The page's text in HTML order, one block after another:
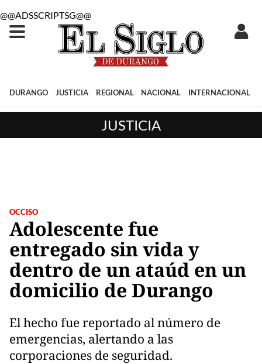
@@ADSSCRIPTSG@@
DURANGO JUSTICIA REGIONAL NACIONAL INTERNACIONAL
JUSTICIA
OCCISO
Adolescente fue
entregado sin vida y
dentro de un ataúd en un
domicilio de Durango
El hecho fue reportado al número de
emergencias, alertando a las
corporaciones de seguridad.